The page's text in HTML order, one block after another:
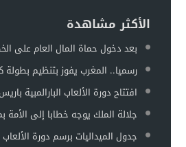
الأكثر مشاهدة
بعد دخول حماة المال العام على
رسميا.. المغرب يفوز بتنظيم بطولة
افتتاح دورة الألعاب البارالمبية باريس 2024
جلالة الملك يوجه خطابا إلى الأمة
جدول الميداليات برسم دورة